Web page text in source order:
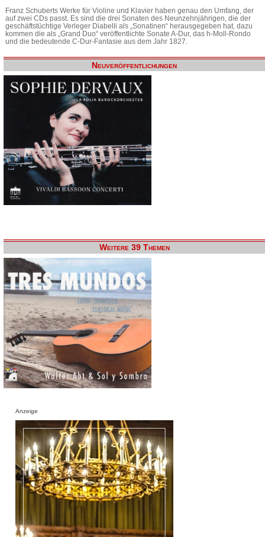
Franz Schuberts Werke für Violine und Klavier haben genau den Umfang, der
auf zwei CDs passt. Es sind die drei Sonaten des Neunzehnjährigen, die der
geschäftstüchtige Verleger Diabelli als „Sonatinen“ herausgegeben hat, dazu
kommen die als „Grand Duo“ veröffentlichte Sonate A-Dur, das h-Moll-Rondo
und die bedeutende C-Dur-Fantasie aus dem Jahr 1827.
Neuveröffentlichungen
Weitere 39 Themen
Anzeige